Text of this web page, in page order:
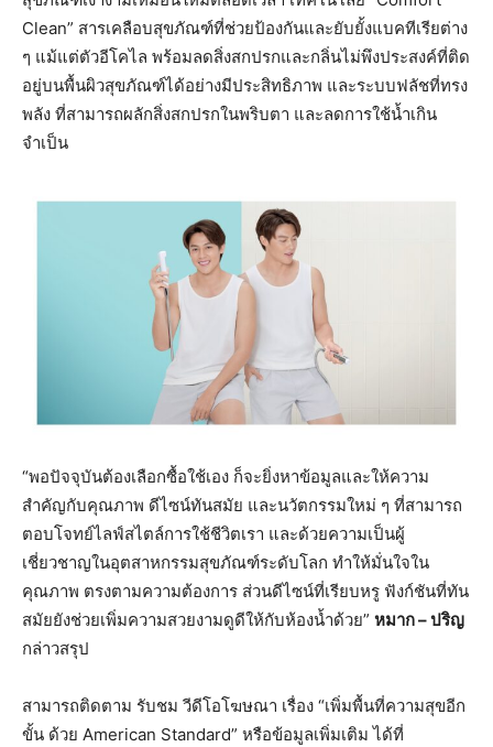
Clean” สารเคลือบสุขภัณฑ์ที่ช่วยป้องกันและยับยั้งแบคทีเรียต่าง
ๆ แม้แต่ตัวอีโคไล พร้อมลดสิ่งสกปรกและกลิ่นไม่พึงประสงค์ที่ติด
อยู่บนพื้นผิวสุขภัณฑ์ได้อย่างมีประสิทธิภาพ และระบบฟลัชที่ทรง
พลัง ที่สามารถผลักสิ่งสกปรกในพริบตา และลดการใช้น้ำเกิน
จำเป็น
“พอปัจจุบันต้องเลือกซื้อใช้เอง ก็จะยิ่งหาข้อมูลและให้ความ
สำคัญกับคุณภาพ ดีไซน์ทันสมัย และนวัตกรรมใหม่ ๆ ที่สามารถ
ตอบโจทย์ไลฟ์สไตล์การใช้ชีวิตเรา และด้วยความเป็นผู้
เชี่ยวชาญในอุตสาหกรรมสุขภัณฑ์ระดับโลก ทำให้มั่นใจใน
คุณภาพ ตรงตามความต้องการ ส่วนดีไซน์ที่เรียบหรู ฟังก์ชันที่ทัน
สมัยยังช่วยเพิ่มความสวยงามดูดีให้กับห้องน้ำด้วย” หมาก – ปริญ
กล่าวสรุป
สามารถติดตาม รับชม วีดีโอโฆษณา เรื่อง “เพิ่มพื้นที่ความสุขอีก
ขั้น ด้วย American Standard” หรือข้อมูลเพิ่มเติม ได้ที่